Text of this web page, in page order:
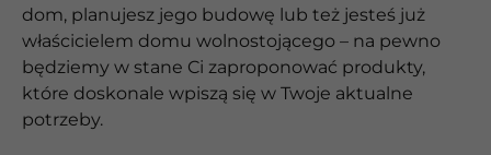
dom, planujesz jego budowę lub też jesteś już
właścicielem domu wolnostojącego – na pewno
będziemy w stane Ci zaproponować produkty,
które doskonale wpiszą się w Twoje aktualne
potrzeby.